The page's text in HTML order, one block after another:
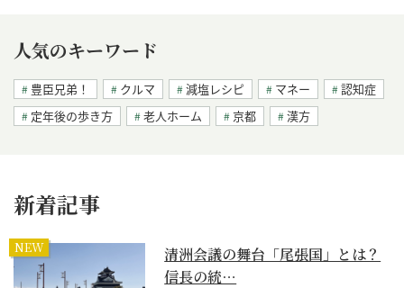
人気のキーワード
豊臣兄弟！ クルマ 減塩レシピ マネー
認知症
定年後の歩き方
老人ホーム 京都 漢方
新着記事
NEW
清洲会議の舞台「尾張国」とは？
信長の統…